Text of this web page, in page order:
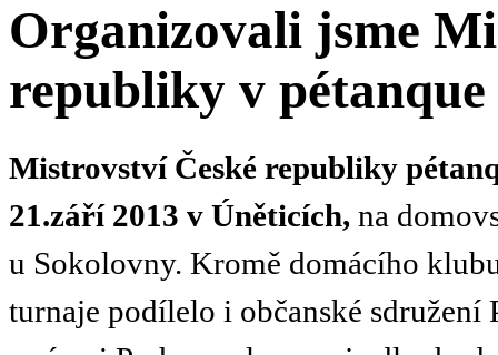
Organizovali jsme
republiky v
Mistrovství České republiky
21.září 2013 v Úněticích, na
u Sokolovny. Kromě domácího
turnaje podílelo i občanské sdružení